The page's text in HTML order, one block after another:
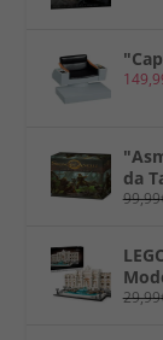
da
99,99
29,99